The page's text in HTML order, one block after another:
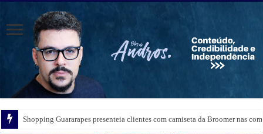
Shopping Guararapes presenteia clientes com camiseta da Broomer nas